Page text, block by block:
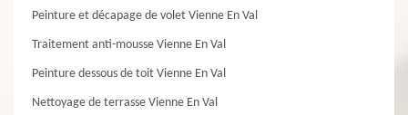
Peinture et décapage de volet Vienne En Val
Traitement anti-mousse Vienne En Val
Peinture dessous de toit Vienne En Val
Nettoyage de terrasse Vienne En Val